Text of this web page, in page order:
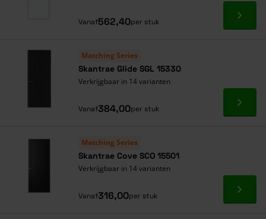
Vanaf562,40per stuk Ga
Matching Series
Skantrae Glide SGL 15330
Verkrijgbaar in 14 varianten
Vanaf384,00per stuk Ga
Matching Series
Skantrae Cove SCO 15501
Verkrijgbaar in 14 varianten
Vanaf316,00per stuk Ga